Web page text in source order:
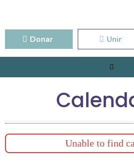
Donar Unir
Unable to find